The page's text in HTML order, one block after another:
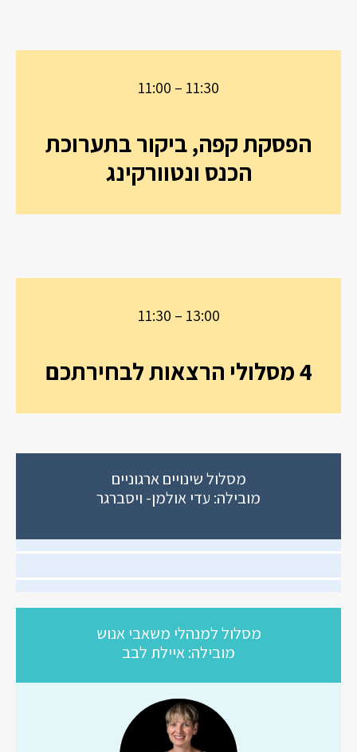
11:00 – 11:30
הפסקת קפה, ביקור בתערוכת
הכנס ונטוורקינג
11:30 – 13:00
4 מסלולי הרצאות לבחירתכם
מסלול שינויים ארגוניים
מובילה: עדי אולמן- ויסברגר
מסלול למנהלי משאבי אנוש
מובילה: איילת לבב